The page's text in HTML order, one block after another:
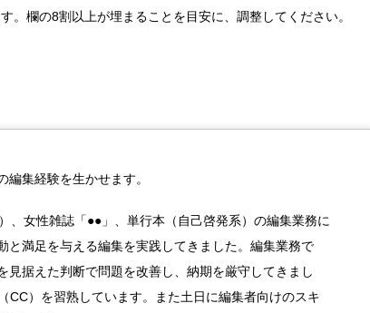
。欄の8割以上が埋まることを目安に、調整してください。
集経験を生かせます。
、女性雑誌「●●」、単行本（自己啓発系）の編集業務に
と満足を与える編集を実践してきました。編集業務で
見据えた判断で問題を改善し、納期を厳守してきまし
）を習熟しています。また土日に編集者向けのスキ